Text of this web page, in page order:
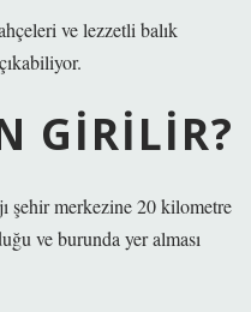
ve lezzetli balık
GIRILIR?
şehir merkezine 20 kilometre
ve burunda yer alması